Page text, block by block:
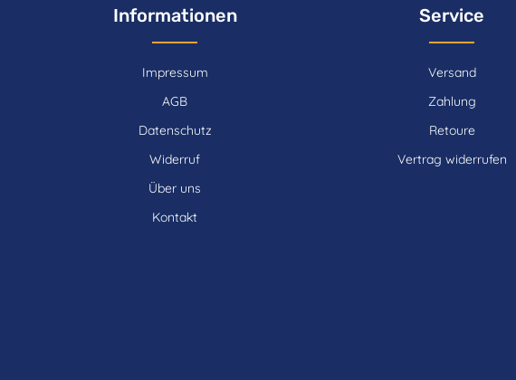
Informationen
Impressum
AGB
Datenschutz
Widerruf
Über uns
Kontakt
Service
Versand
Zahlung
Retoure
Vertrag widerrufen